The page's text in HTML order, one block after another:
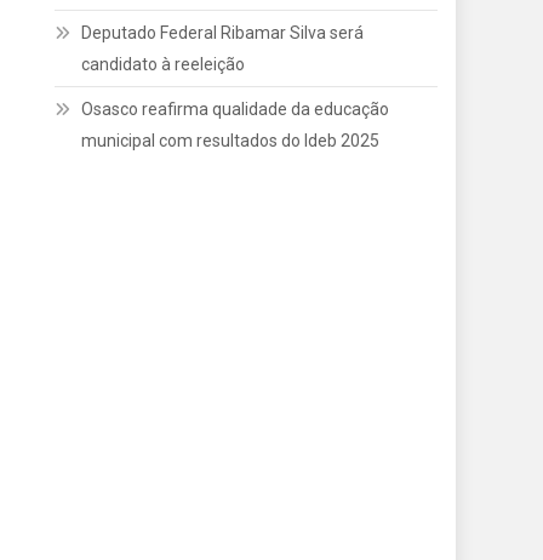
Deputado Federal Ribamar Silva será
candidato à reeleição
Osasco reafirma qualidade da educação
municipal com resultados do Ideb 2025